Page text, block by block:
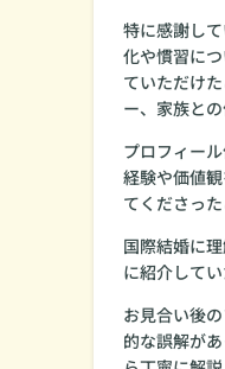
特に感謝し
化や慣習に
ていただけ
ー、家族との
プロフィー
経験や価値
てくださっ
国際結婚に
に紹介して
お見合い後
的な誤解が